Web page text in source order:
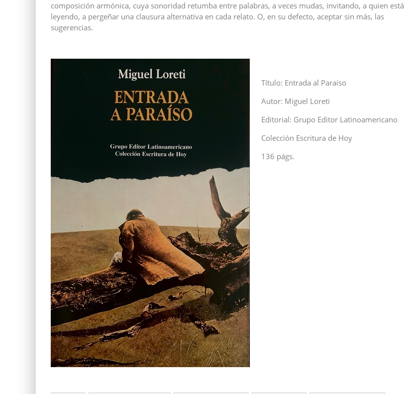
composición armónica, cuya sonoridad retumba entre palabras, a veces mudas, invitando, a quien está
leyendo, a pergeñar una clausura alternativa en cada relato. O, en su defecto, aceptar sin más, las
sugerencias.
Título: Entrada al Paraíso
Autor: Miguel Loreti
Editorial: Grupo Editor Latinoamericano
Colección Escritura de Hoy
136 págs.